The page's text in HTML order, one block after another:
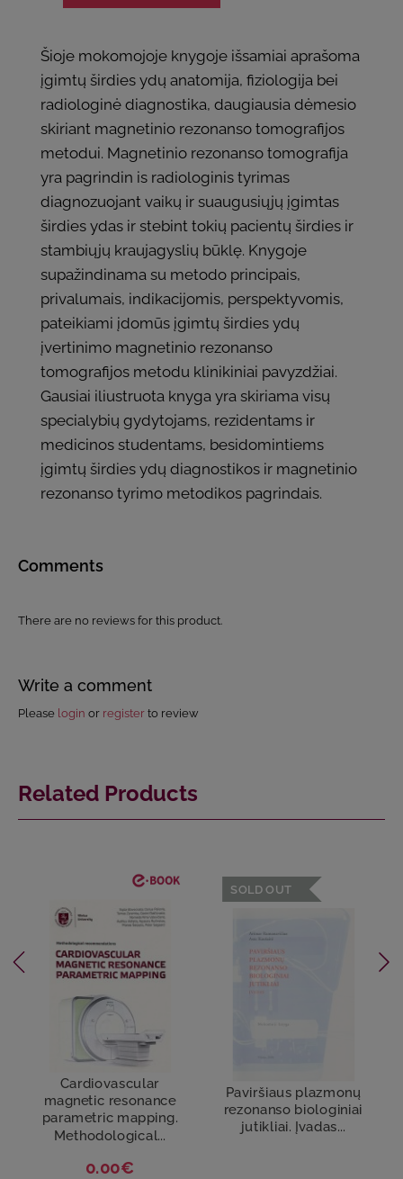
Šioje mokomojoje knygoje išsamiai aprašoma
įgimtų širdies ydų anatomija, fiziologija bei
radiologinė diagnostika, daugiausia dėmesio
skiriant magnetinio rezonanso tomografijos
metodui. Magnetinio rezonanso tomografija
yra pagrindin is radiologinis tyrimas
diagnozuojant vaikų ir suaugusiųjų įgimtas
širdies ydas ir stebint tokių pacientų širdies ir
stambiųjų kraujagyslių būklę. Knygoje
supažindinama su metodo principais,
privalumais, indikacijomis, perspektyvomis,
pateikiami įdomūs įgimtų širdies ydų
įvertinimo magnetinio rezonanso
tomografijos metodu klinikiniai pavyzdžiai.
Gausiai iliustruota knyga yra skiriama visų
specialybių gydytojams, rezidentams ir
medicinos studentams, besidomintiems
įgimtų širdies ydų diagnostikos ir magnetinio
rezonanso tyrimo metodikos pagrindais.
Comments
There are no reviews for this product.
Write a comment
Please login or register to review
Related Products
Cardiovascular
magnetic resonance
parametric mapping.
Methodological...
0.00€
SOLD OUT
Paviršiaus plazmonų
rezonanso biologiniai
jutikliai. Įvadas...